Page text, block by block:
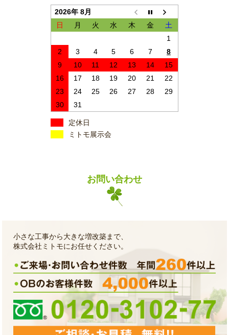
2026年 8月
日
月 火 水 木 金
土
1
2
3 4 5 6 7
8
9
10 11 12 13 14
15
16
17 18 19 20 21
22
23
24 25 26 27 28
29
30
31
定休日
ミトモ展示会
お問い合わせ
小さな工事から大きな増改築まで、
株式会社ミトモにお任せください。